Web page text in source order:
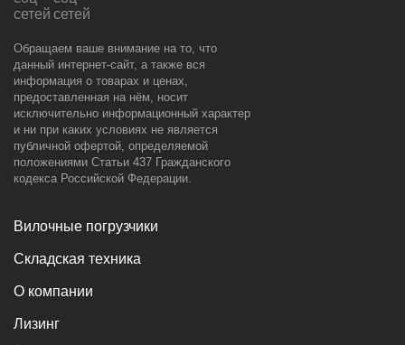
Обращаем ваше внимание на то, что
данный интернет-сайт, а также вся
информация о товарах и ценах,
предоставленная на нём, носит
исключительно информационный характер
и ни при каких условиях не является
публичной офертой, определяемой
положениями Статьи 437 Гражданского
кодекса Российской Федерации.
Вилочные погрузчики
Складская техника
О компании
Лизинг